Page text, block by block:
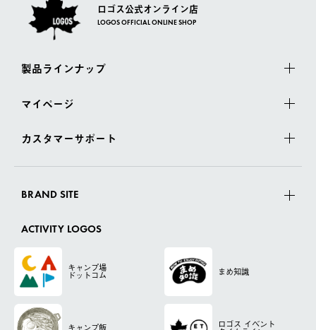
ロゴス公式オンライン店
LOGOS OFFICIAL ONLINE SHOP
製品ラインナップ
マイページ
カスタマーサポート
BRAND SITE
ACTIVITY LOGOS
キャンプ場
ドットコム まめ知識
キャンプ飯 ロゴス イベント